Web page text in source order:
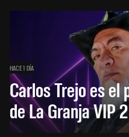
HACE 1 DÍA
Carlos Trejo es
de La Granja VIP 2